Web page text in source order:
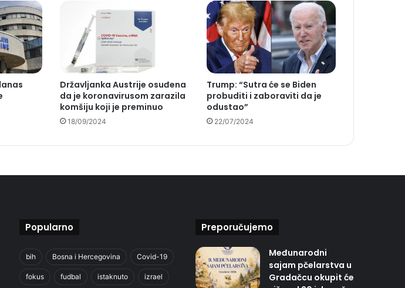
Državljanka Austrije osuđena
da je koronavirusom zarazila
komšiju koji je preminuo
18/09/2024
Trump: “Sutra će se Biden
probuditi i zaboraviti da je
odustao”
22/07/2024
Popularno
bih Bosna i Hercegovina Covid-19
fokus fudbal istaknuto izrael
Preporučujemo
Međunarodni
sajam pčelarstva u
Gradačcu okupit će